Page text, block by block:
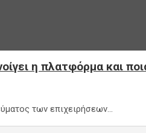
η πλατφόρμα και
των επιχειρήσεων…